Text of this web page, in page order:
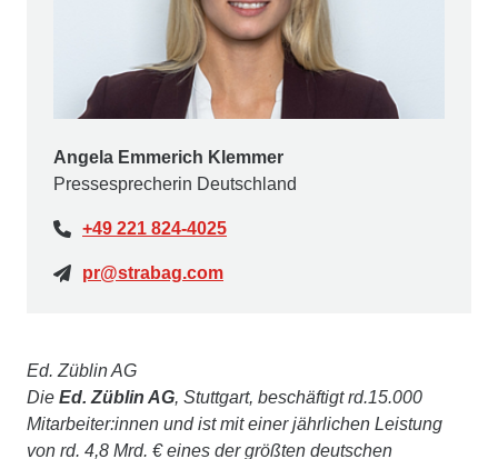
Angela Emmerich Klemmer
Pressesprecherin Deutschland
+49 221 824-4025
pr@strabag.com
Ed. Züblin AG
Die Ed. Züblin AG, Stuttgart, beschäftigt rd.15.000
Mitarbeiter:innen und ist mit einer jährlichen Leistung
von rd. 4,8 Mrd. € eines der größten deutschen